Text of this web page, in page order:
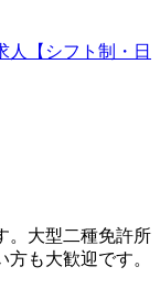
人【シフト制・日
。大型二種免許所
も大歓迎です。